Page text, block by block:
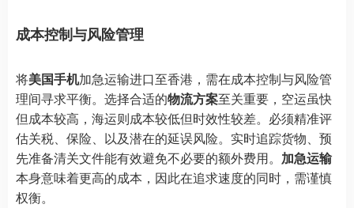
成本控制与风险管理
将美国手机加急运输进口至香港，需在成本控制与风险管
理间寻求平衡。选择合适的物流方案至关重要，空运虽快
但成本较高，海运则成本较低但时效性较差。必须精准评
估关税、保险、以及潜在的延误风险。实时追踪货物、预
先准备清关文件能有效避免不必要的额外费用。 加急运输
本身意味着更高的成本，因此在追求速度的同时，需谨慎
权衡。